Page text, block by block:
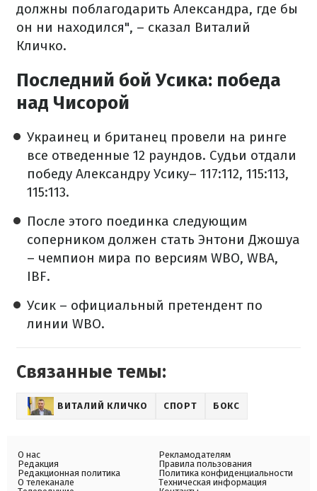
должны поблагодарить Александра, где бы
он ни находился", – сказал Виталий
Кличко.
Последний бой Усика: победа
над Чисорой
Украинец и британец провели на ринге
все отведенные 12 раундов. Судьи отдали
победу Александру Усику– 117:112, 115:113,
115:113.
После этого поединка следующим
соперником должен стать Энтони Джошуа
– чемпион мира по версиям WBO, WBA,
IBF.
Усик – официальный претендент по
линии WBO.
Связанные темы:
ВИТАЛИЙ КЛИЧКО СПОРТ БОКС
О нас
Редакция
Редакционная политика
О телеканале
Рекламодателям
Правила пользования
Политика конфиденциальности
Техническая информация